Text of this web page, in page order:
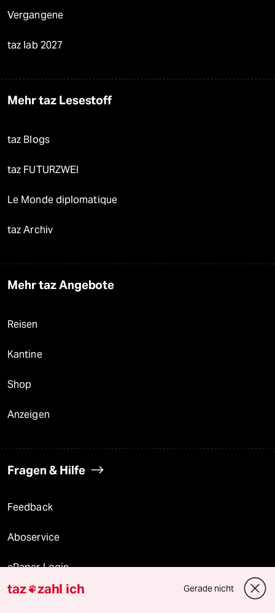
Vergangene
taz lab 2027
Mehr taz Lesestoff
taz Blogs
taz FUTURZWEI
Le Monde diplomatique
taz Archiv
Mehr taz Angebote
Reisen
Kantine
Shop
Anzeigen
Fragen & Hilfe
Feedback
Aboservice
ePaper Login
Downloads für Abonnierende
taz zahl ich Gerade nicht